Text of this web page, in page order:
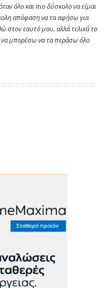
όλο και πιο δύσκολο να είμαι
απόφαση να τα αφήσω για
στον εαυτό μου, αλλά τελικά το
να μπορέσω να τα περάσω όλο